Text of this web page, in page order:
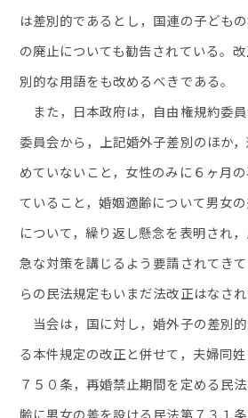
は差別的であるとし，国連の子ども
の廃止についても勧告されている。
別的な用語をも改めるべきである。
また，日本政府は，自由権規約委
委員会から，上記婚外子差別のほか
めていないこと，女性のみに６ヶ月
ていること，婚姻適齢について男女
について，繰り返し懸念を表明され
急な対策を講じるよう要請されてき
らの民法規定もいまだ法改正はなされ
当会は，国に対し，婚外子の差別
る本件規定の改正と併せて，夫婦同
７５０条，再婚禁止期間を定める民
齢に男女の差を設ける民法第７３１